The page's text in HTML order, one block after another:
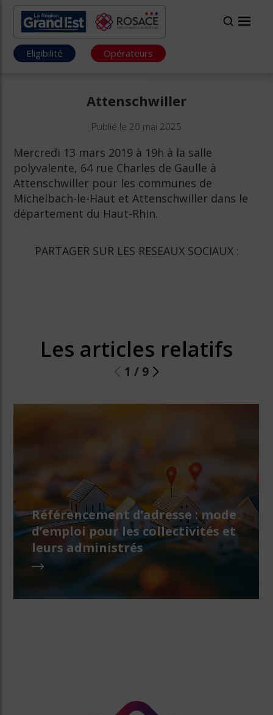
Eligibilité Opérateurs
Attenschwiller
Publié le 20 mai 2025
Mercredi 13 mars 2019 à 19h à la salle
polyvalente, 64 rue Charles de Gaulle à
Attenschwiller pour les communes de
Michelbach-le-Haut et Attenschwiller dans le
département du Haut-Rhin.
PARTAGER SUR LES RESEAUX SOCIAUX :
Les articles relatifs
1 / 9
Référencement d’adresse : mode
d’emploi pour les collectivités et
leurs administrés